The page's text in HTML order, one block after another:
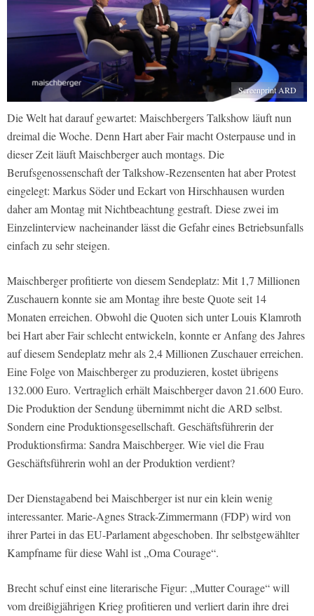
Screenprint ARD
Die Welt hat darauf gewartet: Maischbergers Talkshow läuft nun
dreimal die Woche. Denn Hart aber Fair macht Osterpause und in
dieser Zeit läuft Maischberger auch montags. Die
Berufsgenossenschaft der Talkshow-Rezensenten hat aber Protest
eingelegt: Markus Söder und Eckart von Hirschhausen wurden
daher am Montag mit Nichtbeachtung gestraft. Diese zwei im
Einzelinterview nacheinander lässt die Gefahr eines Betriebsunfalls
einfach zu sehr steigen.
Maischberger profitierte von diesem Sendeplatz: Mit 1,7 Millionen
Zuschauern konnte sie am Montag ihre beste Quote seit 14
Monaten erreichen. Obwohl die Quoten sich unter Louis Klamroth
bei Hart aber Fair schlecht entwickeln, konnte er Anfang des Jahres
auf diesem Sendeplatz mehr als 2,4 Millionen Zuschauer erreichen.
Eine Folge von Maischberger zu produzieren, kostet übrigens
132.000 Euro. Vertraglich erhält Maischberger davon 21.600 Euro.
Die Produktion der Sendung übernimmt nicht die ARD selbst.
Sondern eine Produktionsgesellschaft. Geschäftsführerin der
Produktionsfirma: Sandra Maischberger. Wie viel die Frau
Geschäftsführerin wohl an der Produktion verdient?
Der Dienstagabend bei Maischberger ist nur ein klein wenig
interessanter. Marie-Agnes Strack-Zimmermann (FDP) wird von
ihrer Partei in das EU-Parlament abgeschoben. Ihr selbstgewählter
Kampfname für diese Wahl ist „Oma Courage“.
Brecht schuf einst eine literarische Figur: „Mutter Courage“ will
vom dreißigjährigen Krieg profitieren und verliert darin ihre drei